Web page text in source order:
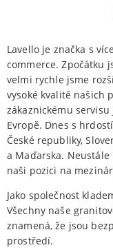
Lavello je značka s
commerce. Zpočátku
velmi rychle jsme
vysoké kvalitě našich
zákaznickému
Evropě. Dnes s
České republiky,
a Maďarska.
naši pozici na
Jako společnost
Všechny naše
znamená, že jsou
prostředí.